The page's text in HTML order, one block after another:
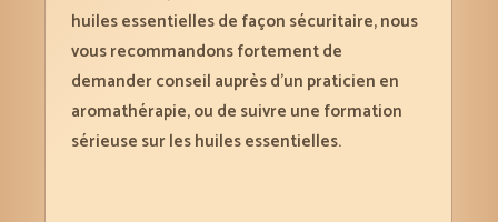
huiles essentielles de façon sécuritaire, nous
vous recommandons fortement de
demander conseil auprès d’un praticien en
aromathérapie, ou de suivre une formation
sérieuse sur les huiles essentielles.